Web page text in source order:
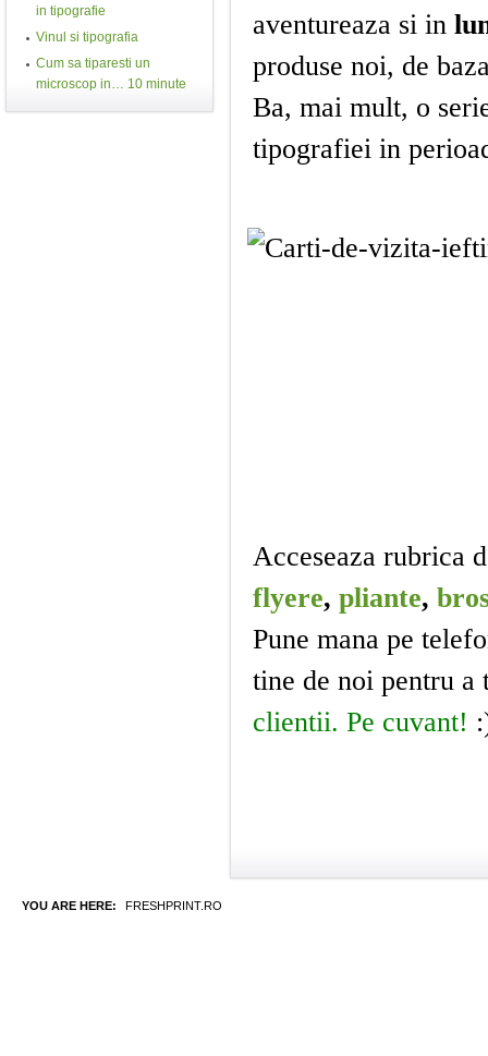
aventureaza si in
produse noi, de
Ba, mai mult, o
tipografiei in
Acceseaza rubrica
flyere, pliante,
Pune mana pe
tine de noi pentru a
clientii. Pe cuvant!
in tipografie
Vinul si tipografia
Cum sa tiparesti un
microscop in… 10 minute
YOU ARE HERE: FRESHPRINT.RO